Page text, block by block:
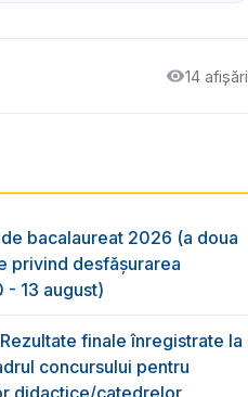
14 afișări
bacalaureat 2026 (a doua
privind desfășurarea
- 13 august)
finale înregistrate la
concursului pentru
didactice/catedrelor